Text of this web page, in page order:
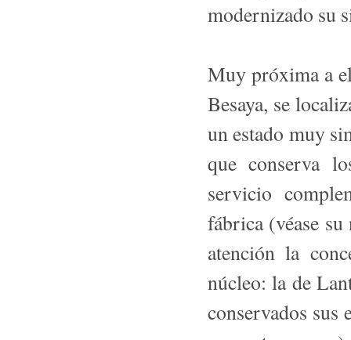
modernizado su
Muy próxima a
Besaya, se
un estado muy
que conserva
servicio
fábrica (véase
atención la
núcleo: la de
conservados